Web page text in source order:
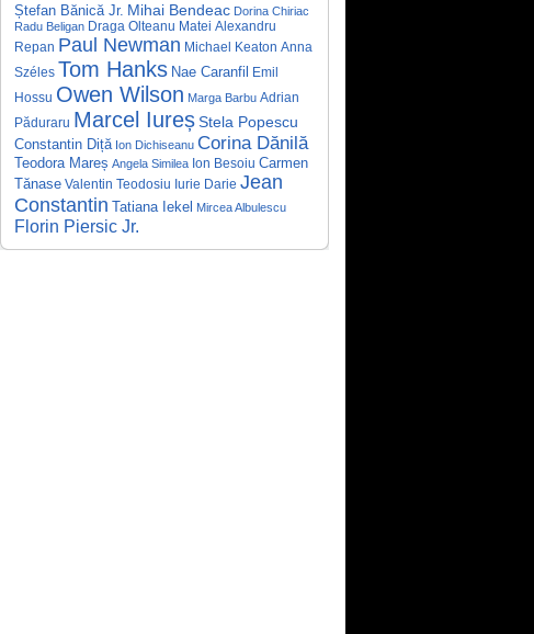
Ștefan Bănică Jr. Mihai Bendeac Dorina Chiriac
Radu Beligan Draga Olteanu Matei Alexandru
Repan Paul Newman Michael Keaton Anna
Széles Tom Hanks Nae Caranfil
Emil
Hossu Owen Wilson Marga Barbu Adrian
Păduraru Marcel Iureș Stela Popescu
Constantin Diță Ion Dichiseanu Corina Dănilă
Teodora Mareș Angela Similea Ion Besoiu Carmen
Tănase Valentin Teodosiu Iurie Darie Jean
Constantin Tatiana Iekel Mircea Albulescu
Florin Piersic Jr.